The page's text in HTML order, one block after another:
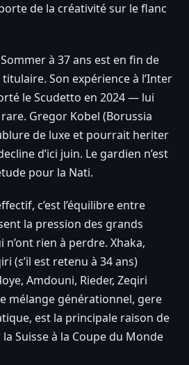
de la créativité sur le flanc
à 37 ans est en fin de
Son expérience à l’Inter
le Scudetto en 2024 — lui
Gregor Kobel (Borussia
de luxe et pourrait heriter
d’ici juin. Le gardien n’est
pour la Nati.
c’est l’équilibre entre
la pression des grands
rien à perdre. Xhaka,
(s’il est retenu à 34 ans)
Amdouni, Rieder, Zeqiri
mélange générationnel, gere
est la principale raison de
Suisse à la Coupe du Monde